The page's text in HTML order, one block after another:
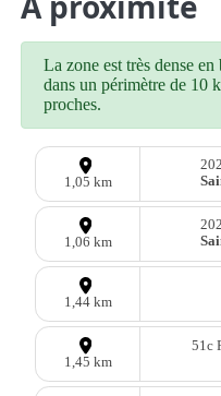
La zone est très dense
dans un périmètre de 10
proches.
1,05 km
1,06 km
1,44 km
1,45 km
51c